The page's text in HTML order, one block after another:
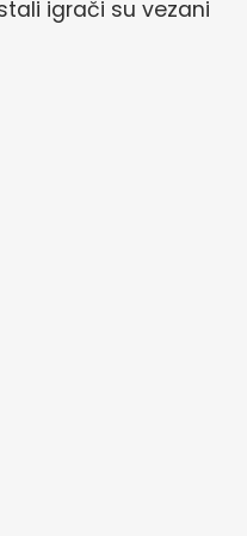
igrači su vezani